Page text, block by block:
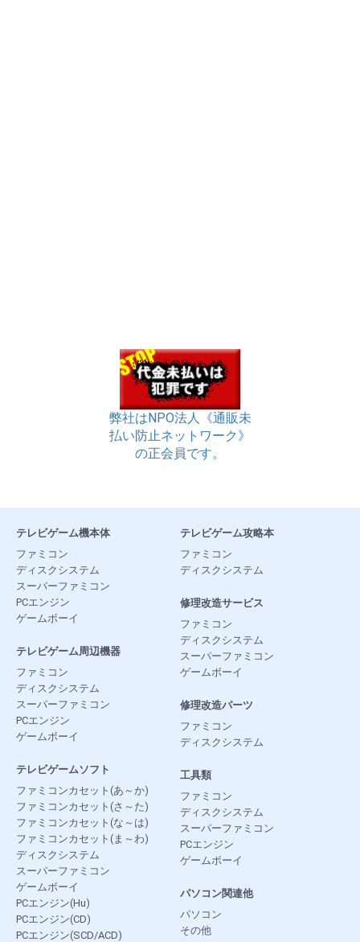
弊社はNPO法人《通販未
払い防止ネットワーク》
の正会員です。
テレビゲーム機本体
ファミコン
ディスクシステム
スーパーファミコン
PCエンジン
ゲームボーイ
テレビゲーム周辺機器
ファミコン
ディスクシステム
スーパーファミコン
PCエンジン
ゲームボーイ
テレビゲームソフト
ファミコンカセット(あ～か)
ファミコンカセット(さ～た)
ファミコンカセット(な～は)
ファミコンカセット(ま～わ)
ディスクシステム
スーパーファミコン
ゲームボーイ
PCエンジン(Hu)
PCエンジン(CD)
PCエンジン(SCD/ACD)
テレビゲーム攻略本
ファミコン
ディスクシステム
修理改造サービス
ファミコン
ディスクシステム
スーパーファミコン
ゲームボーイ
修理改造パーツ
ファミコン
ディスクシステム
工具類
ファミコン
ディスクシステム
スーパーファミコン
PCエンジン
ゲームボーイ
パソコン関連他
パソコン
その他